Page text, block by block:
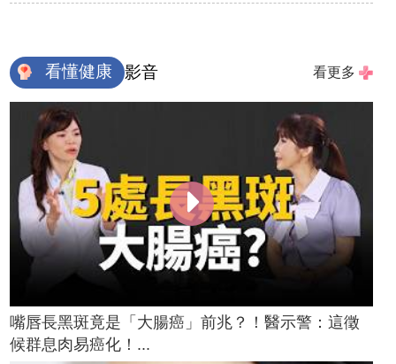
看懂健康 影音 看更多
嘴唇長黑斑竟是「大腸癌」前兆？！醫示警：這徵
候群息肉易癌化！...